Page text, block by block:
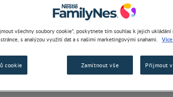
všechny soubory cookie“, poskytnete tím souhlas k jejich ukládání
s analýzou využití dat a s našimi marketingovými snahami.
cookie Zamítnout vše Přijmout